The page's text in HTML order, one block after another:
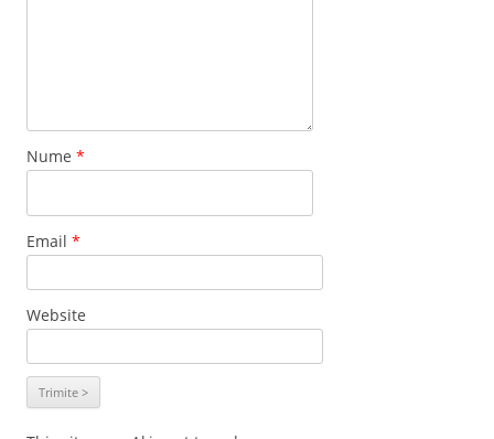
Nume *
Email *
Website